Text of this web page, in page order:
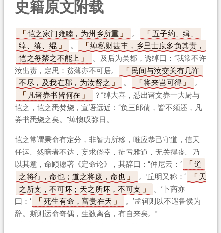
史籍原文附载
恺之家门雍睦，为州乡所重 。
五子约、缉、
绰、缜、绲
。
绰私财甚丰，乡里士庶多负其责，
恺之每禁之不能止
。及后为吴郡，诱绰曰：“我常不许
汝出责，定思：贫薄亦不可居。
民间与汝交关有几许
不尽，及我在郡，为汝督之
。 将来岂可得
。
凡诸券书皆何在
？”绰大喜，悉出诸文券一大厨与
恺之，恺之悉焚烧，宣语远近：“负三郎债，皆不须还，凡
券书悉烧之矣。”绰懊叹弥日。
恺之常谓秉命有定分，非智力所移，唯应恭己守道，信天
任运。然暗者不达，妄求侥幸，徒亏雅道，无关得丧。乃
以其意，命顾愿著《定命论》，其辞曰：“仲尼云：‘
道
之将行，命也；道之将废，命也
。’丘明又称：‘
天
之所支，不可坏；天之所坏，不可支
。’卜商亦
曰：‘
死生有命，富贵在天
。’孟轲则以不遇鲁侯为
辞。斯则运命奇偶，生数离合，有自来矣。”